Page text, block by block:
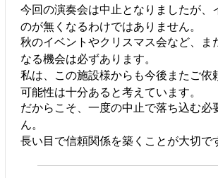
今回の演奏会は中止となりましたが、
のが無くなるわけではありません。
秋のイベントやクリスマス会など、ま
なる機会は必ずあります。
私は、この施設様からも今後またご依
可能性は十分あると考えています。
だからこそ、一度の中止で落ち込む必
ん。
長い目で信頼関係を築くことが大切で